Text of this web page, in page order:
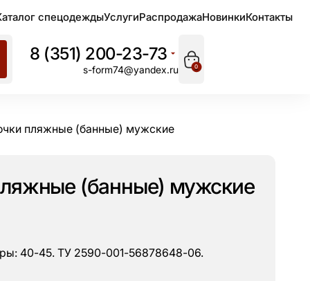
спецодеждыУслугиРаспродажаНовинкиКонтакты
8 (351) 200-23-73
s-form74@yandex.ru 0
пляжные (банные) мужские
(банные) мужские
40-45. ТУ 2590-001-56878648-06.